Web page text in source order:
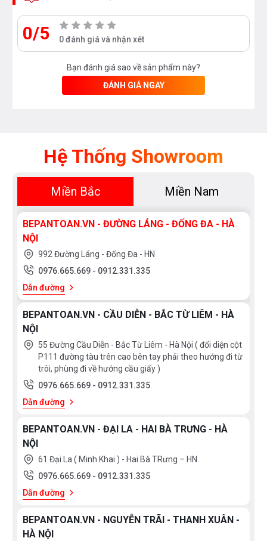
0/5 0 đánh giá và nhận xét
Bạn đánh giá sao về sản phẩm này?
ĐÁNH GIÁ NGAY
Hệ Thống Showroom
Miền Bắc Miền Nam
BEPANTOAN.VN - ĐƯỜNG LÁNG - ĐỐNG ĐA - HÀ
NỘI
992 Đường Láng - Đống Đa - HN
0976.665.669 - 0912.331.335
Dẫn đường
BEPANTOAN.VN - CẦU DIỄN - BẮC TỪ LIÊM - HÀ
NỘI
55 Đường Cầu Diễn - Bắc Từ Liêm - Hà Nội ( đối diện cột
P111 đường tàu trên cao bên tay phải theo hướng đi từ
trôi, phùng đi về hướng cầu giấy )
0976.665.669 - 0912.331.335
Dẫn đường
BEPANTOAN.VN - ĐẠI LA - HAI BÀ TRƯNG - HÀ
NỘI
61 Đại La ( Minh Khai ) - Hai Bà TRưng – HN
0976.665.669 - 0912.331.335
Dẫn đường
BEPANTOAN.VN - NGUYỄN TRÃI - THANH XUÂN -
HÀ NỘI